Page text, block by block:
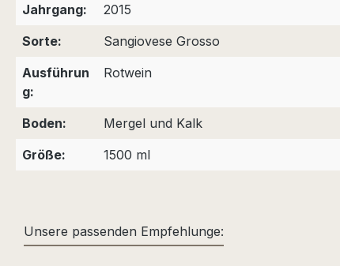
Jahrgang:
2015
Sorte:
Sangiovese Grosso
Ausführun
g:
Rotwein
Boden:
Mergel und Kalk
Größe:
1500 ml
Unsere passenden Empfehlunge: